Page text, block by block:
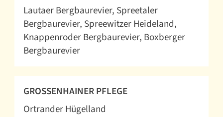
Lautaer Bergbaurevier Spreetaler
Bergbaurevier Spreewitzer Heideland
Knappenroder Bergbaurevier Boxberger
Bergbaurevier
GROSSENHAINER PFLEGE
Ortrander Hügelland